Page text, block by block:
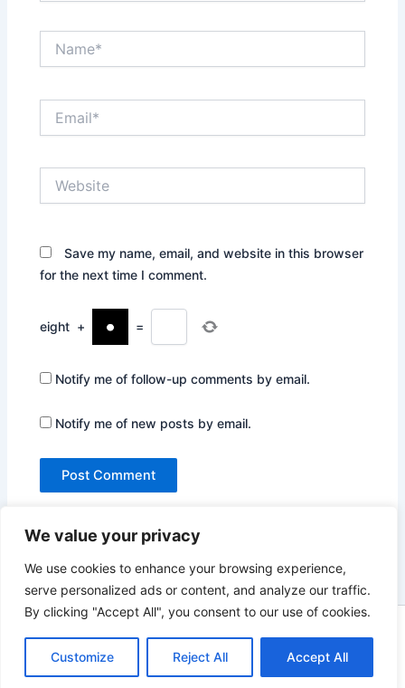
We value your privacy
We use cookies to enhance your browsing experience,
serve personalized ads or content, and analyze our traffic.
By clicking "Accept All", you consent to our use of cookies.
Customize Reject All Accept All
Save my name, email, and website in this browser
for the next time I comment.
eight + =
Notify me of follow-up comments by email.
Notify me of new posts by email.
Copyright © 2026 Not Only Hollywood | Powered byAstra
WordPress Theme